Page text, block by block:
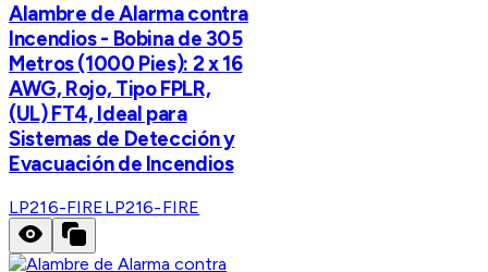
Alambre de Alarma contra
Incendios - Bobina de 305
Metros (1000 Pies): 2 x 16
AWG, Rojo, Tipo FPLR,
(UL) FT4, Ideal para
Sistemas de Detección y
Evacuación de Incendios
LP216-FIRELP216-FIRE